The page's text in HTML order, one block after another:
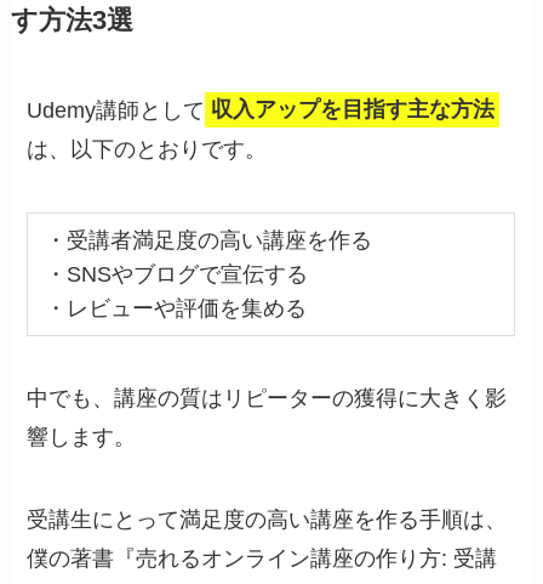
す方法3選
Udemy講師として 収入アップを目指す主な方法
は、以下のとおりです。
・受講者満足度の高い講座を作る
・SNSやブログで宣伝する
・レビューや評価を集める
中でも、講座の質はリピーターの獲得に大きく影
響します。
受講生にとって満足度の高い講座を作る手順は、
僕の著書『売れるオンライン講座の作り方: 受講